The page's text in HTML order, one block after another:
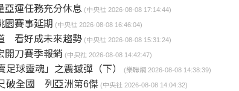
運任務充分休息 (中央社 2026-08-08 17:14:44)
賽事延期 (中央社 2026-08-08 16:46:04)
看好成未來趨勢 (中央社 2026-08-08 15:31:24)
刀賽季報銷 (中央社 2026-08-08 14:42:47)
足球靈魂」之震撼彈（下） (樂聯網 2026-08-08 14:38:39)
破全國 列亞洲第6傑 (中央社 2026-08-08 14:04:32)